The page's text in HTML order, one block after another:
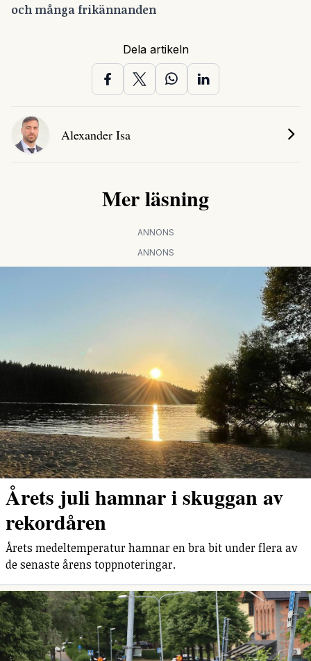
och många frikännanden
Dela artikeln
Alexander Isa
Mer läsning
ANNONS
ANNONS
Årets juli hamnar i skuggan av
rekordåren
Årets medeltemperatur hamnar en bra bit under flera av
de senaste årens toppnoteringar.